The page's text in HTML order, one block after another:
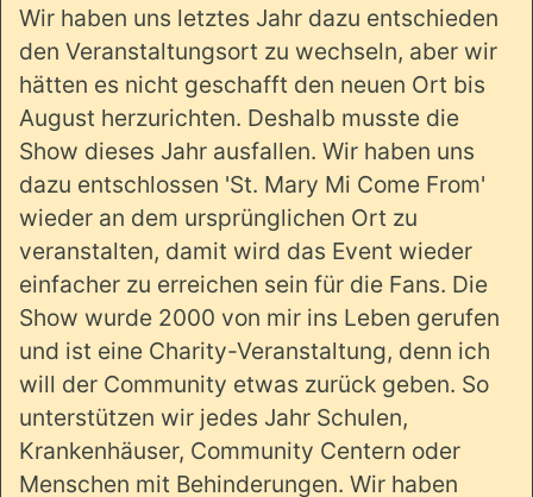
Wir haben uns letztes Jahr dazu entschieden
den Veranstaltungsort zu wechseln, aber wir
hätten es nicht geschafft den neuen Ort bis
August herzurichten. Deshalb musste die
Show dieses Jahr ausfallen. Wir haben uns
dazu entschlossen 'St. Mary Mi Come From'
wieder an dem ursprünglichen Ort zu
veranstalten, damit wird das Event wieder
einfacher zu erreichen sein für die Fans. Die
Show wurde 2000 von mir ins Leben gerufen
und ist eine Charity-Veranstaltung, denn ich
will der Community etwas zurück geben. So
unterstützen wir jedes Jahr Schulen,
Krankenhäuser, Community Centern oder
Menschen mit Behinderungen. Wir haben